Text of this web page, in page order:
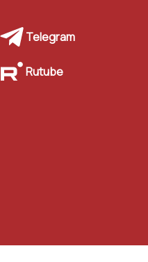
Telegram
Rutube